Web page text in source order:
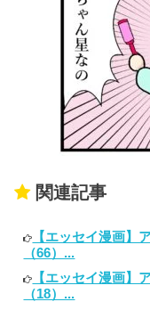
関連記事
【エッセイ漫画】
（66）...
【エッセイ漫画】
（18）...